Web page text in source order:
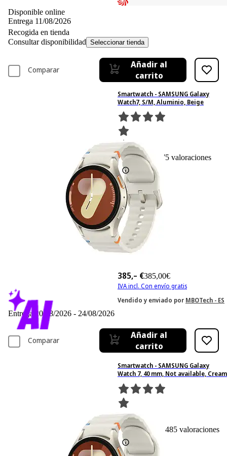
Disponible online
Entrega 11/08/2026
Recogida en tienda
Consultar disponibilidad Seleccionar tienda
Comparar
Añadir al
carrito
Smartwatch - SAMSUNG Galaxy
Watch7, S/M, Aluminio, Beige
75Basado en 75 valoraciones
385,– €385,00€
IVA incl. Con envío gratis
Vendido y enviado por MBOTech - ES
Entrega 20/08/2026 - 24/08/2026
Comparar
Añadir al
carrito
Smartwatch - SAMSUNG Galaxy
Watch 7, 40 mm, Not available, Cream
485Basado en 485 valoraciones